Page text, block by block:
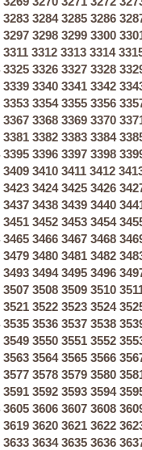
3283 3284 3285 3286
3297 3298 3299 3300
3311 3312 3313 3314
3325 3326 3327 3328
3339 3340 3341 3342
3353 3354 3355 3356
3367 3368 3369 3370
3381 3382 3383 3384
3395 3396 3397 3398
3409 3410 3411 3412
3423 3424 3425 3426
3437 3438 3439 3440
3451 3452 3453 3454
3465 3466 3467 3468
3479 3480 3481 3482
3493 3494 3495 3496
3507 3508 3509 3510
3521 3522 3523 3524
3535 3536 3537 3538
3549 3550 3551 3552
3563 3564 3565 3566
3577 3578 3579 3580
3591 3592 3593 3594
3605 3606 3607 3608
3619 3620 3621 3622
3633 3634 3635 3636